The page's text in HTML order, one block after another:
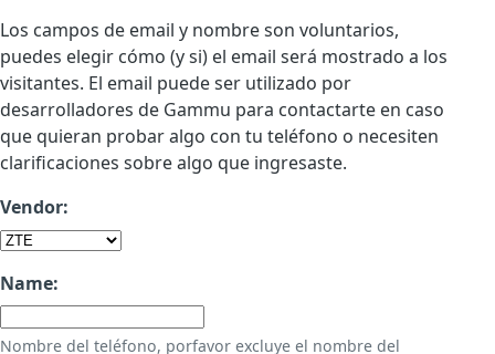
Los campos de email y nombre son voluntarios,
puedes elegir cómo (y si) el email será mostrado a los
visitantes. El email puede ser utilizado por
desarrolladores de Gammu para contactarte en caso
que quieran probar algo con tu teléfono o necesiten
clarificaciones sobre algo que ingresaste.
Vendor:
Name:
Nombre del teléfono, porfavor excluye el nombre del